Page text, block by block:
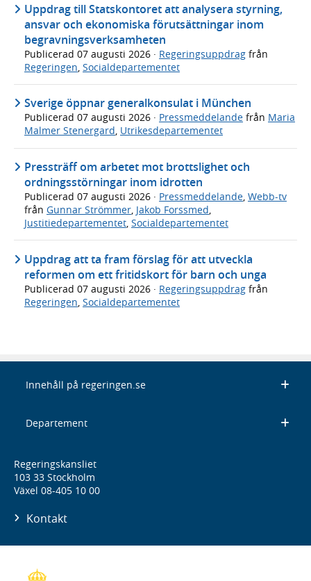
Uppdrag till Statskontoret att analysera styrning,
ansvar och ekonomiska förutsättningar inom
begravningsverksamheten
Publicerad 07 augusti 2026 · Regeringsuppdrag från
Regeringen Socialdepartementet
Sverige öppnar generalkonsulat i München
Publicerad 07 augusti 2026 · Pressmeddelande från Maria
Malmer Stenergard, Utrikesdepartementet
Pressträff om arbetet mot brottslighet och
ordningsstörningar inom idrotten
Publicerad 07 augusti 2026 · Pressmeddelande, Webb-tv
från Gunnar Strömmer, Jakob Forssmed,
Justitiedepartementet, Socialdepartementet
Uppdrag att ta fram förslag för att utveckla
reformen om ett fritidskort för barn och unga
Publicerad 07 augusti 2026 · Regeringsuppdrag från
Regeringen Socialdepartementet
Innehåll på regeringen.se
Departement
Regeringskansliet
103 33 Stockholm
Växel 08-405 10 00
Kontakt